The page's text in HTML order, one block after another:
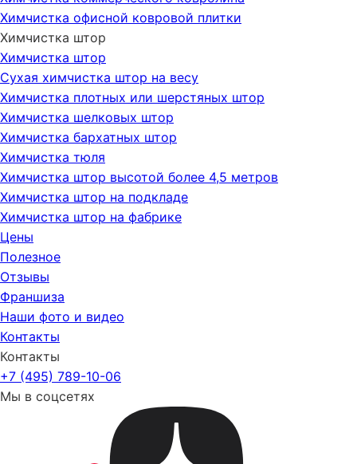
Химчистка офисной ковровой плитки
Химчистка штор
Химчистка штор
Сухая химчистка штор на весу
Химчистка плотных или шерстяных штор
Химчистка шелковых штор
Химчистка бархатных штор
Химчистка тюля
Химчистка штор высотой более 4,5 метров
Химчистка штор на подкладе
Химчистка штор на фабрике
Цены
Полезное
Отзывы
Франшиза
Наши фото и видео
Контакты
Контакты
+7 (495) 789-10-06
Мы в соцсетях